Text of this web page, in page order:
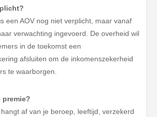
een AOV nog niet verplicht, maar vanaf
verwachting ingevoerd. De overheid wil
in de toekomst een
afsluiten om de inkomenszekerheid
te waarborgen.
premie?
af van je beroep, leeftijd, verzekerd